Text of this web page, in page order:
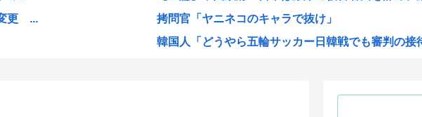
変更 ...
拷問官「ヤニネコのキャラで抜け」
韓国人「どうやら五輪サッカー日韓戦でも審判の接
海外「日本なんて行くんじゃなかった…」 日本を知